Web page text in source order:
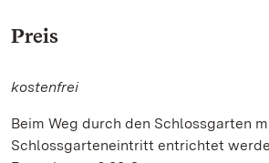
Preis
kostenfrei
Beim Weg durch den Schlossgarten
Schlossgarteneintritt entrichtet